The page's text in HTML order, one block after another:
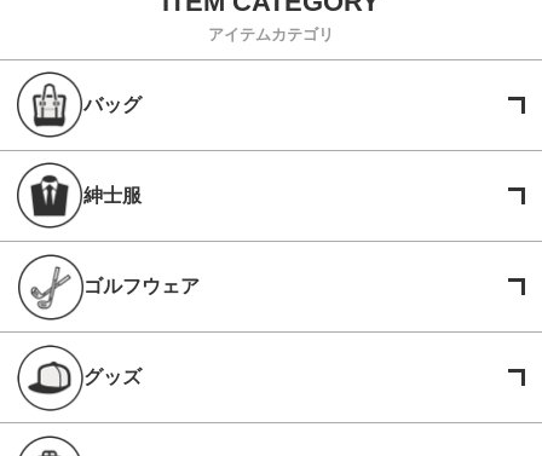
アイテムカテゴリ
バッグ
紳士服
ゴルフウェア
グッズ